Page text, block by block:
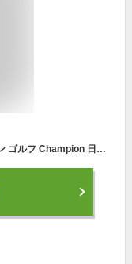
【20％OFF SALE】チャンピオン チャンピオン ゴルフ Champion 日本正規品 レディース ハイネックシャツ 半袖 モックネックシャツ ワッフル調素材 メッシュ衿 ストレッチ UVカット 速乾 裾長めリブ 裾スリット NYアップリケ 2022 春夏 新作 ゴルフウェア